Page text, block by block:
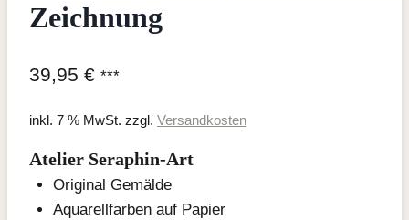
Zeichnung
39,95 € ***
inkl. 7 % MwSt. zzgl. Versandkosten
Atelier Seraphin-Art
Original Gemälde
Aquarellfarben auf Papier